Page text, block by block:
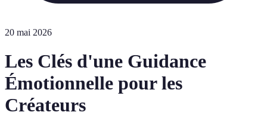
20 mai 2026
Les Clés d'une Guidance
Émotionnelle pour les
Créateurs